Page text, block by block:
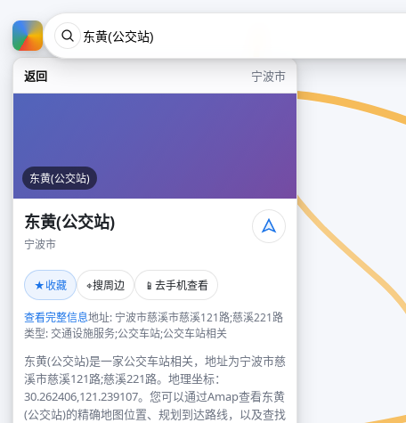
返回 宁波市
东黄(公交站)
东黄(公交站)
宁波市
★收藏 ⌖搜周边 📱 去手机查看
查看完整信息地址: 宁波市慈溪市慈溪121路;慈溪221路
类型: 交通设施服务;公交车站;公交车站相关
东黄(公交站)是一家公交车站相关，地址为宁波市慈
溪市慈溪121路;慈溪221路。地理坐标：
30.262406,121.239107。您可以通过Amap查看东黄
(公交站)的精确地图位置、规划到达路线，以及查找